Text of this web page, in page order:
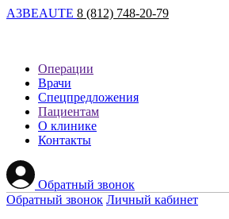
A3BEAUTE 8 (812) 748-20-79
Операции
Врачи
Спецпредложения
Пациентам
О клинике
Контакты
Обратный звонок
Обратный звонок Личный кабинет